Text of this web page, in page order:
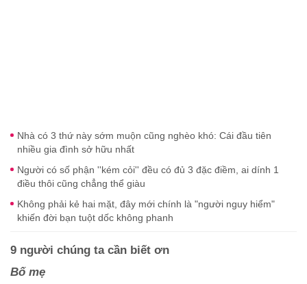
Nhà có 3 thứ này sớm muộn cũng nghèo khó: Cái đầu tiên
nhiều gia đình sở hữu nhất
Người có số phận ''kém cỏi'' đều có đủ 3 đặc điềm, ai dính 1
điều thôi cũng chẳng thể giàu
Không phải kẻ hai mặt, đây mới chính là "người nguy hiểm"
khiến đời bạn tuột dốc không phanh
9 người chúng ta cần biết ơn
Bố mẹ